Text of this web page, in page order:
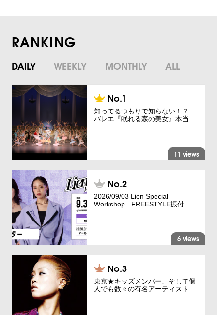
RANKING
DAILY WEEKLY MONTHLY ALL
知ってるつもりで知らない！？
バレエ『眠れる森の美女』本当…
11 views
2026/09/03 Lien Special
Workshop - FREESTYLE振付…
6 views
東京★キッズメンバー、そして個
人でも数々の有名アーティスト…